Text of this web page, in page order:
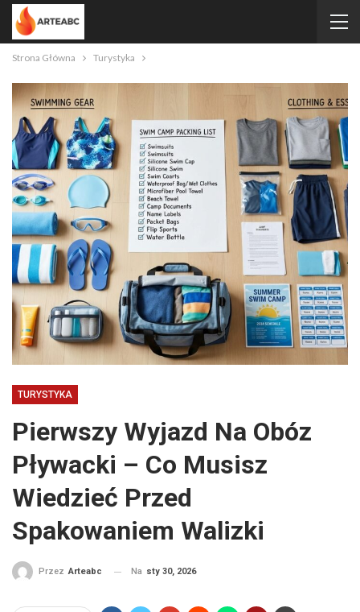
Strona Główna Turystyka
TURYSTYKA
Pierwszy Wyjazd Na Obóz
Pływacki – Co Musisz
Wiedzieć Przed
Spakowaniem Walizki
Przez Arteabc Na sty 30, 2026